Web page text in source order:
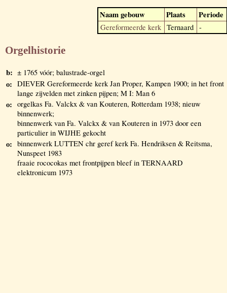
Naam gebouw Plaats Periode
Gereformeerde kerk Ternaard -
Orgelhistorie
b: ± 1765 vóór; balustrade-orgel
o: DIEVER Gereformeerde kerk Jan Proper, Kampen 1900; in het front
lange zijvelden met zinken pijpen; M I: Man 6
o: orgelkas Fa. Valckx & van Kouteren, Rotterdam 1938; nieuw
binnenwerk;
binnenwerk van Fa. Valckx & van Kouteren in 1973 door een
particulier in WIJHE gekocht
o: binnenwerk LUTTEN chr geref kerk Fa. Hendriksen & Reitsma,
Nunspeet 1983
fraaie rococokas met frontpijpen bleef in TERNAARD
elektronicum 1973